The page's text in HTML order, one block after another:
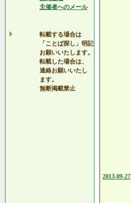
主催者へのメール
転載する場合は
「ことば探し」明記
お願いいたします。
転載した場合は、
連絡お願いいたし
ます。
無断掲載禁止
2013-09-27